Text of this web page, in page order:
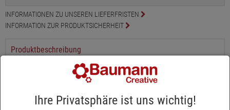
INFORMATIONEN ZU UNSEREN LIEFERFRISTEN
INFORMATION ZUR PRODUKTSICHERHEIT
Produktbeschreibung
Mit diesem Teelichtglas, dekoriert mit Juteband, Zapfen und
Zweig, kommt eine winterliche Stimmung auf. Es passt sich
ausgestattet stimmungvolle Licktakzente und eine gemütliche
Ihre Privatsphäre ist uns wichtig!